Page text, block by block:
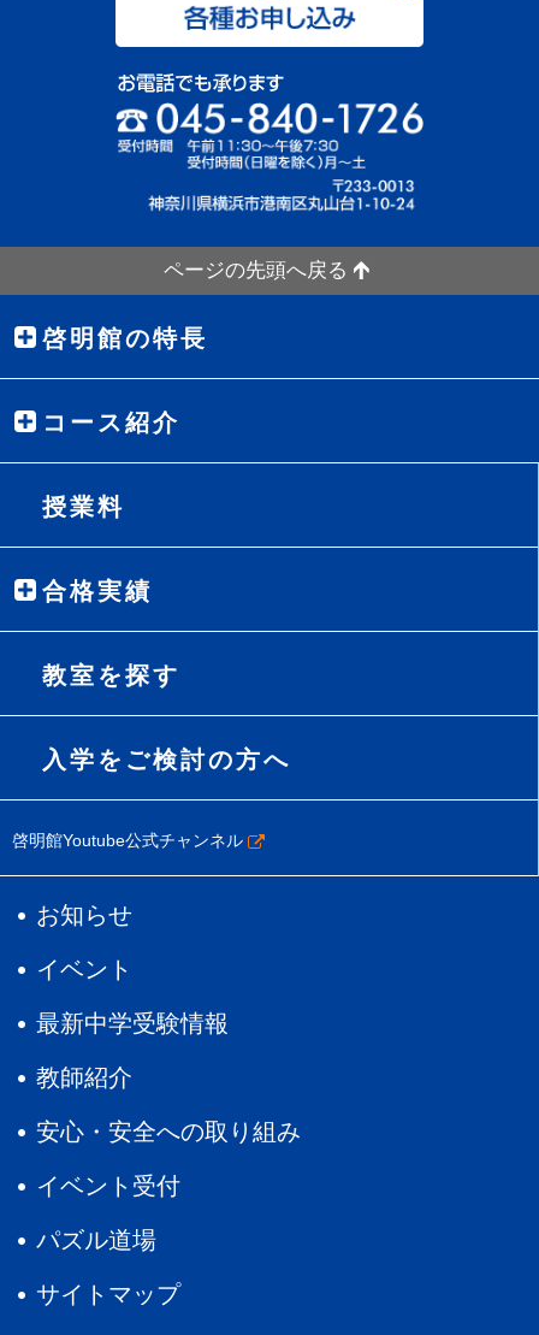
ページの先頭へ戻る
啓明館の特長
コース紹介
授業料
合格実績
教室を探す
入学をご検討の方へ
啓明館Youtube公式チャンネル
お知らせ
イベント
最新中学受験情報
教師紹介
安心・安全への取り組み
イベント受付
パズル道場
サイトマップ